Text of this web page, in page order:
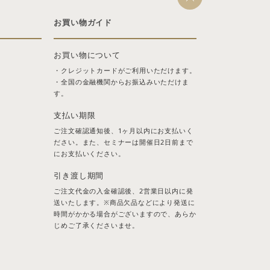
お買い物ガイド
お買い物について
・クレジットカードがご利用いただけます。
・全国の金融機関からお振込みいただけま
す。
支払い期限
ご注文確認通知後、1ヶ月以内にお支払いく
ださい。また、セミナーは開催日2日前まで
にお支払いください。
引き渡し期間
ご注文代金の入金確認後、2営業日以内に発
送いたします。※商品欠品などにより発送に
時間がかかる場合がございますので、あらか
じめご了承くださいませ。